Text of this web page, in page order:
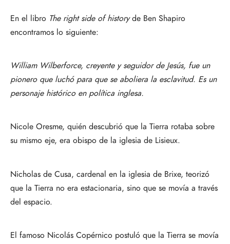
En el libro The right side of historyde Ben Shapiro
encontramos lo siguiente:
William Wilberforce, creyente y seguidor de Jesús, fue un
pionero que luchó para que se aboliera la esclavitud. Es un
personaje histórico en política inglesa.
Nicole Oresme, quién descubrió que la Tierra rotaba sobre
su mismo eje, era obispo de la iglesia de Lisieux.
Nicholas de Cusa, cardenal en la iglesia de Brixe, teorizó
que la Tierra no era estacionaria, sino que se movía a través
del espacio.
El famoso Nicolás Copérnico postuló que la Tierra se movía